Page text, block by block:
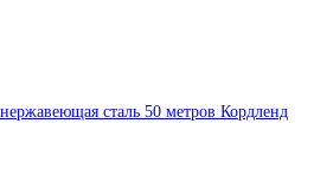
сталь 50 метров Кордленд